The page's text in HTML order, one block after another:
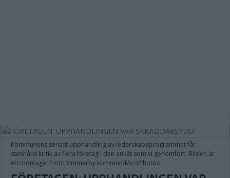
Kommunens senast upphandling av ledarskapsprogrammet får
stenhård kritik av flera företag i den enkät som vi genomfört. Bilden är
ett montage. Foto: Vimmerby kommun/MostPhotos